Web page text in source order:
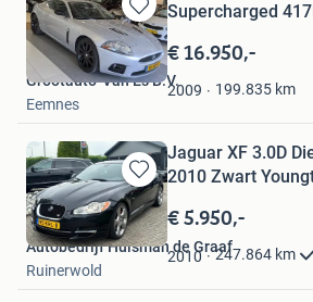
Bewaren
in
Mijn
Favorieten
Supercharged
€ 16.950,-
2009 199.835 km
Grootauto-Van Es B.V.
Eemnes
Bewaren
in
Mijn
Favorieten
Jaguar XF 3.0D
2010 Zwart
€ 5.950,-
2010 247.864 km
Autobedrijf Huisman de Graaf
Ruinerwold